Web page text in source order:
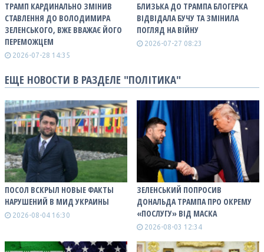
ТРАМП КАРДИНАЛЬНО ЗМІНИВ
СТАВЛЕННЯ ДО ВОЛОДИМИРА
ЗЕЛЕНСЬКОГО, ВЖЕ ВВАЖАЄ ЙОГО
ПЕРЕМОЖЦЕМ
2026-07-28 14:35
БЛИЗЬКА ДО ТРАМПА БЛОГЕРКА
ВІДВІДАЛА БУЧУ ТА ЗМІНИЛА
ПОГЛЯД НА ВІЙНУ
2026-07-27 08:23
ЕЩЕ НОВОСТИ В РАЗДЕЛЕ "ПОЛІТИКА"
ПОСОЛ ВСКРЫЛ НОВЫЕ ФАКТЫ
НАРУШЕНИЙ В МИД УКРАИНЫ
2026-08-04 16:30
ЗЕЛЕНСЬКИЙ ПОПРОСИВ
ДОНАЛЬДА ТРАМПА ПРО ОКРЕМУ
«ПОСЛУГУ» ВІД МАСКА
2026-08-03 12:34